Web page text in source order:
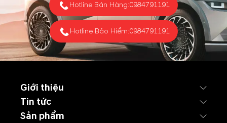
Hotline Bán Hàng:0984791191
Hotline Bảo Hiểm:0984791191
Giới thiệu
Tin tức
Sản phẩm